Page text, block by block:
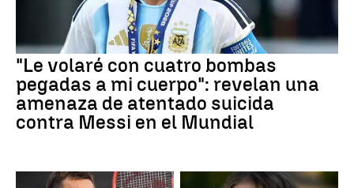
"Le volaré con cuatro bombas
pegadas a mi cuerpo": revelan una
amenaza de atentado suicida
contra Messi en el Mundial